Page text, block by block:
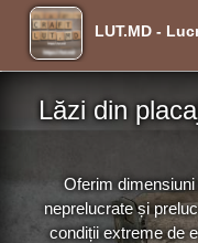
LUT.MD -
Lăzi din
Oferim
neprelucrate și
condiții extreme de